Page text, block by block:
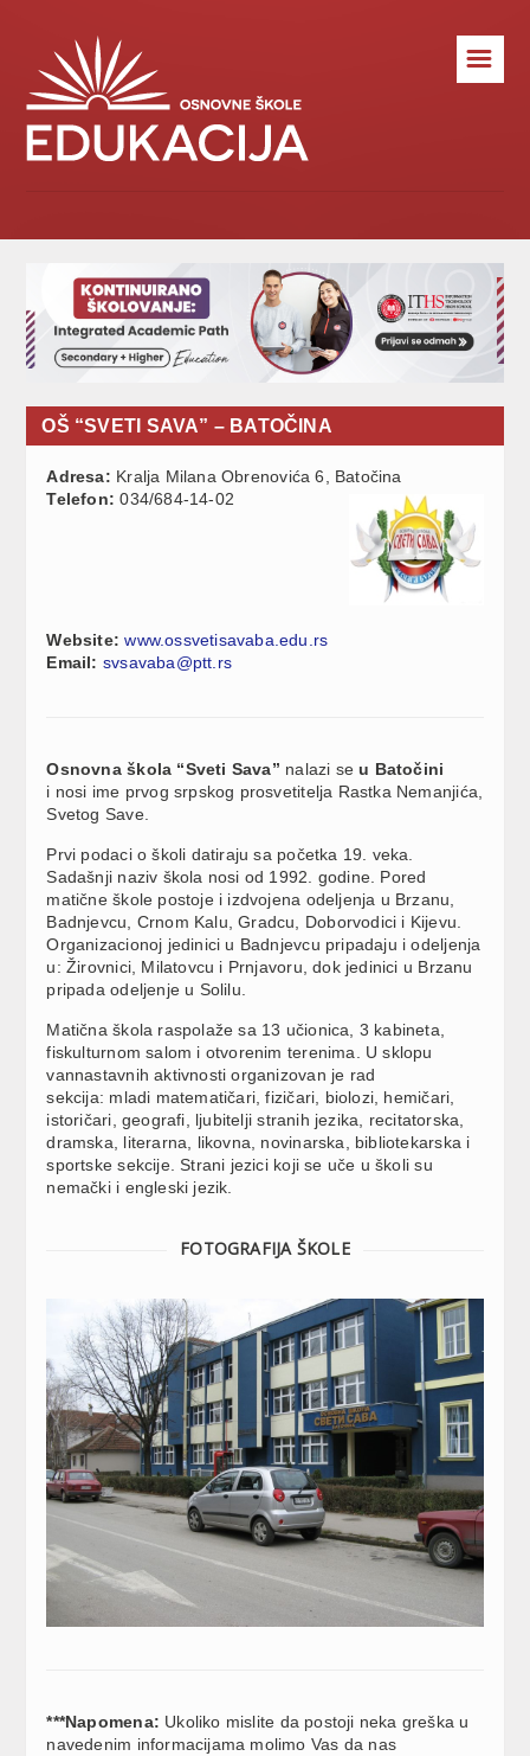
☰
OŠ “SVETI SAVA” – BATOČINA
Adresa: Kralja Milana Obrenovića 6, Batočina
Telefon:034/684-14-02
Website:www.ossvetisavaba.edu.rs
Email: svsavaba@ptt.rs
Osnovna škola “Sveti Sava” nalazi seu Batočini
i nosi ime prvog srpskog prosvetitelja Rastka Nemanjića,
Svetog Save.
Prvi podaci o školi datiraju sa početka 19. veka.
Sadašnji naziv škola nosi od 1992. godine. Pored
matične škole postoje i izdvojena odeljenja u Brzanu,
Badnjevcu, Crnom Kalu, Gradcu, Doborvodici i Kijevu.
Organizacionoj jedinici u Badnjevcu pripadaju i odeljenja
u: Žirovnici, Milatovcu i Prnjavoru, dok jedinici u Brzanu
pripada odeljenje u Solilu.
Matična škola raspolaže sa 13 učionica, 3 kabineta,
fiskulturnom salom i otvorenim terenima. U sklopu
vannastavnih aktivnosti organizovan je rad
sekcija: mladi matematičari, fizičari, biolozi, hemičari,
istoričari, geografi, ljubitelji stranih jezika, recitatorska,
dramska, literarna, likovna, novinarska, bibliotekarska i
sportske sekcije. Strani jezici koji se uče u školi su
nemački i engleski jezik.
FOTOGRAFIJA ŠKOLE
***Napomena: Ukoliko mislite da postoji neka greška u
navedenim informacijama molimo Vas da nas